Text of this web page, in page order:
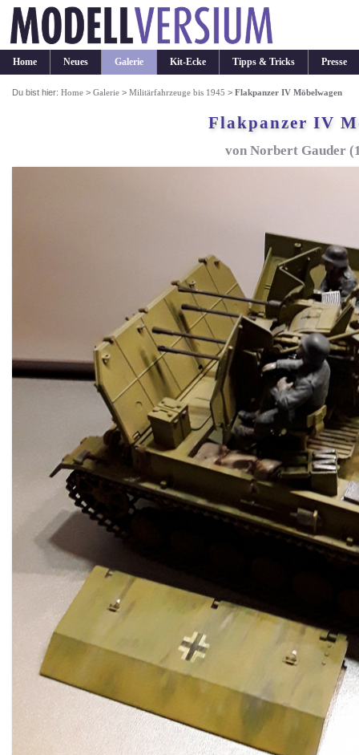
Home Neues Galerie Kit-Ecke Tipps & Tricks Presse
Du bist hier:Home >Galerie >Militärfahrzeuge bis 1945 >Flakpanzer IV Möbelwagen
Flakpanzer IV
von Norbert Gauder